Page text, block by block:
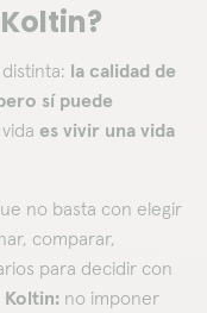
la calidad de
sí puede
es vivir una vida
no basta con elegir
comparar,
para decidir con
Koltin: no imponer